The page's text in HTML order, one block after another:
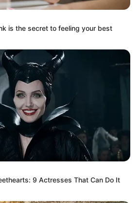
is the secret to feeling your best
9 Actresses That Can Do It